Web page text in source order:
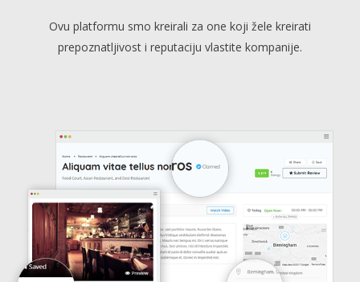
Ovu platformu smo kreirali za one koji žele kreirati
prepoznatljivost i reputaciju vlastite kompanije.